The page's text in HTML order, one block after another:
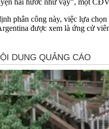
hài hước như vậy", một
phân công này, việc lựa
được xem là ứng cử